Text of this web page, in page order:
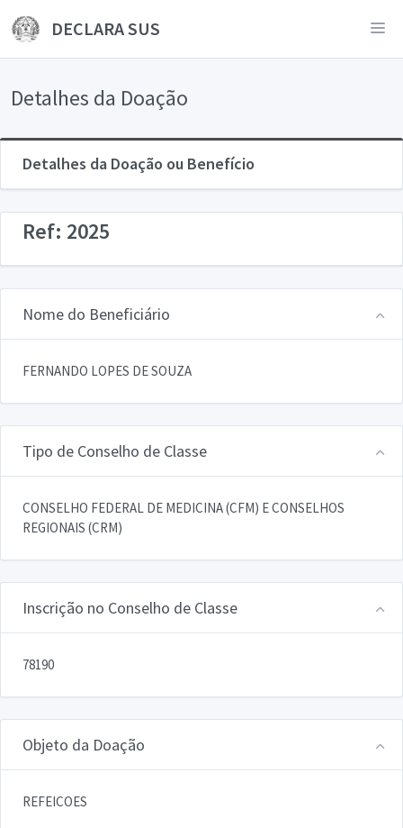
DECLARA SUS
Detalhes da Doação
Detalhes da Doação ou Benefício
Ref: 2025
Nome do Beneficiário
FERNANDO LOPES DE SOUZA
Tipo de Conselho de Classe
CONSELHO FEDERAL DE MEDICINA (CFM) E CONSELHOS
REGIONAIS (CRM)
Inscrição no Conselho de Classe
78190
Objeto da Doação
REFEICOES